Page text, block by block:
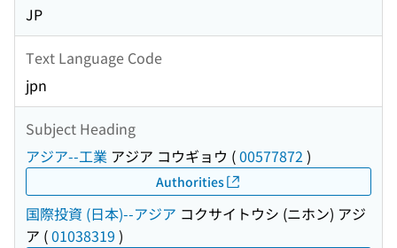
JP
Text Language Code
jpn
Subject Heading
アジア--工業 アジア コウギョウ (00577872 )
Authorities
国際投資 (日本)--アジア コクサイトウシ (ニホン) アジ
ア (01038319 )